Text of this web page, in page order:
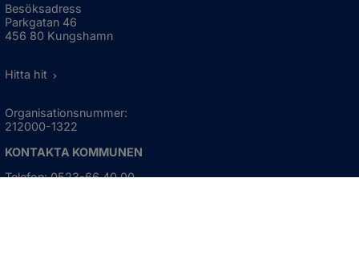
Besöksadress
Parkgatan 46
456 80 Kungshamn
Hitta hit
Organisationsnummer:
212000-1322
KONTAKTA KOMMUNEN
Telefon: 0523-66 40 00